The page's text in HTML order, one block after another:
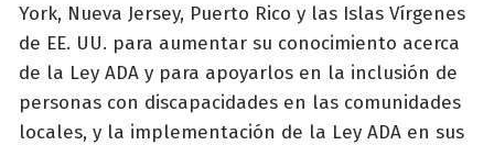
York, Nueva Jersey, Puerto Rico y las Islas Vírgenes
de EE. UU. para aumentar su conocimiento acerca
de la Ley ADA y para apoyarlos en la inclusión de
personas con discapacidades en las comunidades
locales, y la implementación de la Ley ADA en sus